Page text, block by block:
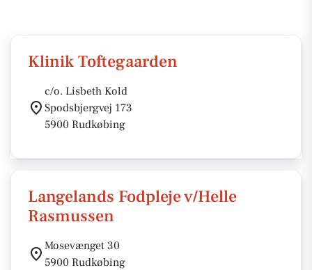
Klinik Toftegaarden
c/o. Lisbeth Kold
Spodsbjergvej 173
5900 Rudkøbing
Langelands Fodpleje v/Helle
Rasmussen
Mosevænget 30
5900 Rudkøbing